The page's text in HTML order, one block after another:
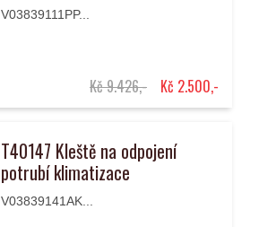
V03839111PP...
Kč 9.426,- Kč 2.500,-
T40147 Kleště na odpojení
potrubí klimatizace
V03839141AK...